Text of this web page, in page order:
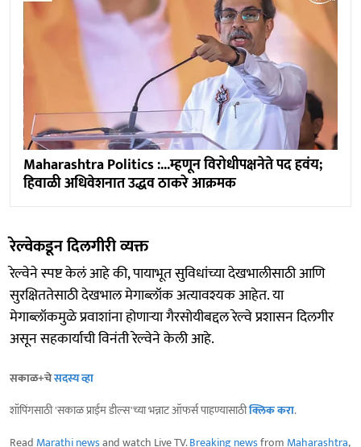
Maharashtra Politics :...म्हणून विरोधीपक्षनेते पद हवंय;
हिवाळी अधिवेशनात उद्धव ठाकरे आक्रमक
रेल्वेकडून दिलगीरी व्यक्त
रेल्वेने स्पष्ट केलं आहे की, पायाभूत सुविधांच्या देखभालीसाठी आणि
सुरक्षिततेसाठी देखभाल मेगाब्लॉक अत्यावश्यक आहेत. या
मेगाब्लॉकमुळे प्रवाशांना होणाऱ्या गैरसोयीबद्दल रेल्वे प्रशासन दिलगीर
असून सहकार्याची विनंती रेल्वेने केली आहे.
सकाळ+चेसदस्य व्हा
शॉपिंगसाठी 'सकाळ प्राईम डील्स'च्या भन्नाट ऑफर्स पाहण्यासाठीक्लिक करा.
Read Marathi newsand watch Live TV.Breaking newsfrom Maharashtra,